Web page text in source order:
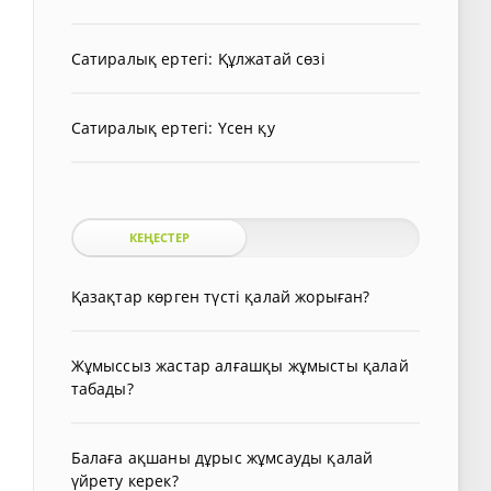
Сатиралық ертегі: Құлжатай сөзі
Сатиралық ертегі: Үсен қу
КЕҢЕСТЕР
Қазақтар көрген түсті қалай жорыған?
Жұмыссыз жастар алғашқы жұмысты қалай
табады?
Балаға ақшаны дұрыс жұмсауды қалай
үйрету керек?